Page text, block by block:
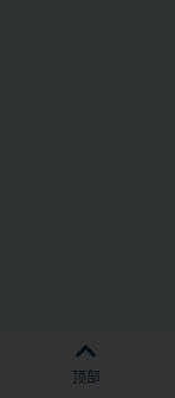
顶部